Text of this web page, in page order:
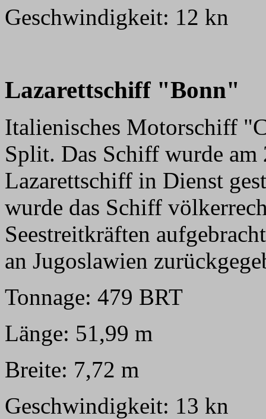
Geschwindigkeit: 12 kn
Lazarettschiff "Bonn"
Italienisches Motorschiff
Split. Das Schiff wurde am
Lazarettschiff in Dienst
wurde das Schiff
Seestreitkräften
an Jugoslawien
Tonnage: 479 BRT
Länge: 51,99 m
Breite: 7,72 m
Geschwindigkeit: 13 kn